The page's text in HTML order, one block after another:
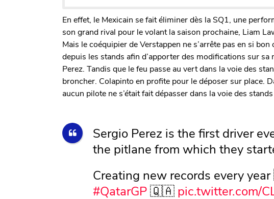
En effet, le Mexicain se fait éliminer dès la SQ1, une
son grand rival pour le volant la saison prochaine, Liam
Mais le coéquipier de Verstappen ne s’arrête pas en si
depuis les stands afin d’apporter des modifications sur
Perez. Tandis que le feu passe au vert dans la voie des
broncher. Colapinto en profite pour le déposer sur place.
aucun pilote ne s’était fait dépasser dans la voie des
Sergio Perez is the first driver
the pitlane from which they
Creating new records every
#QatarGP🇶🇦 pic.twitter.com/